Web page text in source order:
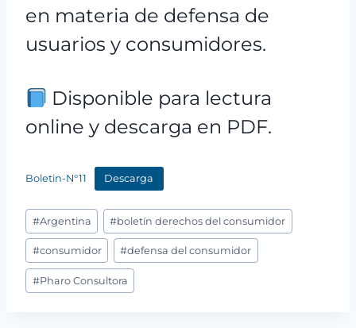
en materia de defensa de
usuarios y consumidores.
Disponible para lectura
online y descarga en PDF.
Boletin-N°11 Descarga
Etiquetas
de
la
entrada:
#Argentina #boletín derechos del consumidor
#consumidor #defensa del consumidor
#Pharo Consultora